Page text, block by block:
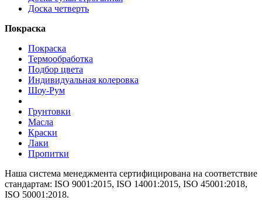
Доска четверть
Покраска
Покраска
Термообработка
Подбор цвета
Индивидуальная колеровка
Шоу-Рум
Грунтовки
Масла
Краски
Лаки
Пропитки
Наша система менеджмента сертифицирована на соответствие
стандартам: ISO 9001:2015, ISO 14001:2015, ISO 45001:2018,
ISO 50001:2018.